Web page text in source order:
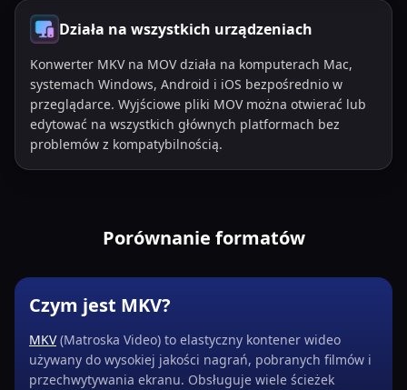
Działa na wszystkich urządzeniach
Konwerter MKV na MOV działa na komputerach Mac,
systemach Windows, Android i iOS bezpośrednio w
przeglądarce. Wyjściowe pliki MOV można otwierać lub
edytować na wszystkich głównych platformach bez
problemów z kompatybilnością.
Porównanie formatów
Czym jest MKV?
MKV(Matroska Video) to elastyczny kontener wideo
używany do wysokiej jakości nagrań, pobranych filmów i
przechwytywania ekranu. Obsługuje wiele ścieżek